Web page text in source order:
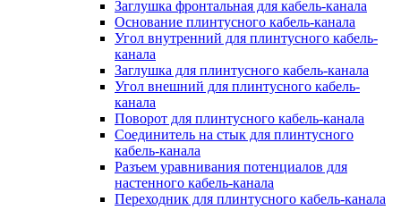
Заглушка фронтальная для кабель-канала
Основание плинтусного кабель-канала
Угол внутренний для плинтусного кабель-
канала
Заглушка для плинтусного кабель-канала
Угол внешний для плинтусного кабель-
канала
Поворот для плинтусного кабель-канала
Соединитель на стык для плинтусного
кабель-канала
Разъем уравнивания потенциалов для
настенного кабель-канала
Переходник для плинтусного кабель-канала